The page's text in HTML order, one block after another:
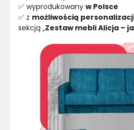
✅ wyprodukowany w Polsce
✅ z możliwością
sekcją „Zestaw mebli Alicja –